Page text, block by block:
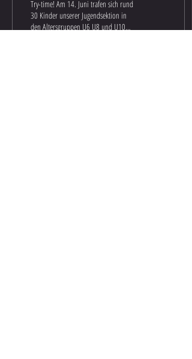
Try-time! Am 14. Juni trafen sich rund
30 Kinder unserer Jugendsektion in
den Altersgruppen U6 U8 und U10